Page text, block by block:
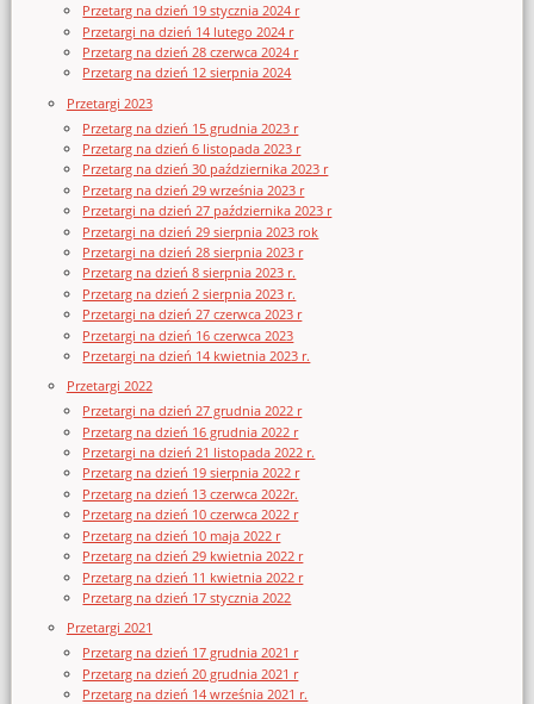
Przetarg na dzień 19 stycznia 2024 r
Przetargi na dzień 14 lutego 2024 r
Przetarg na dzień 28 czerwca 2024 r
Przetarg na dzień 12 sierpnia 2024
Przetargi 2023
Przetarg na dzień 15 grudnia 2023 r
Przetarg na dzień 6 listopada 2023 r
Przetarg na dzień 30 października 2023 r
Przetarg na dzień 29 września 2023 r
Przetargi na dzień 27 października 2023 r
Przetargi na dzień 29 sierpnia 2023 rok
Przetargi na dzień 28 sierpnia 2023 r
Przetarg na dzień 8 sierpnia 2023 r.
Przetarg na dzień 2 sierpnia 2023 r.
Przetargi na dzień 27 czerwca 2023 r
Przetargi na dzień 16 czerwca 2023
Przetargi na dzień 14 kwietnia 2023 r.
Przetargi 2022
Przetargi na dzień 27 grudnia 2022 r
Przetarg na dzień 16 grudnia 2022 r
Przetargi na dzień 21 listopada 2022 r.
Przetarg na dzień 19 sierpnia 2022 r
Przetarg na dzień 13 czerwca 2022r.
Przetarg na dzień 10 czerwca 2022 r
Przetarg na dzień 10 maja 2022 r
Przetarg na dzień 29 kwietnia 2022 r
Przetarg na dzień 11 kwietnia 2022 r
Przetarg na dzień 17 stycznia 2022
Przetargi 2021
Przetarg na dzień 17 grudnia 2021 r
Przetarg na dzień 20 grudnia 2021 r
Przetarg na dzień 14 września 2021 r.